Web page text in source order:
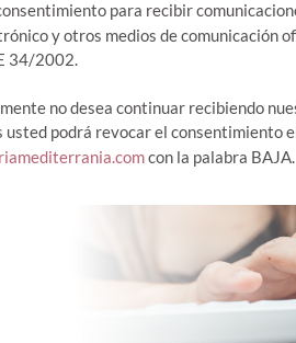
para recibir
y otros medios de comunicación
34/2002.
no desea continuar recibiendo
usted podrá revocar el consentimiento
con la palabra BAJA.